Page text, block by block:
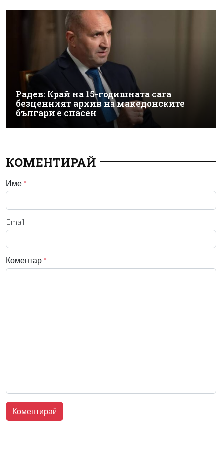
Радев: Край на 15-годишната сага –
безценният архив на македонските
българи е спасен
КОМЕНТИРАЙ
Име *
Email
Коментар *